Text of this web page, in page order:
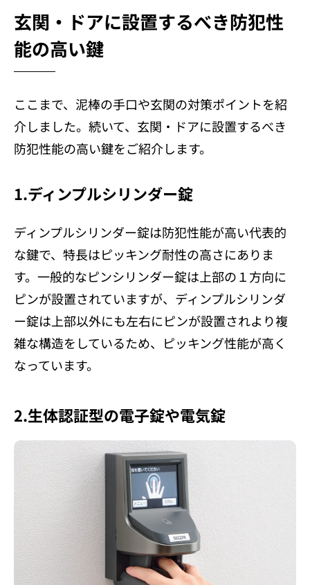
玄関・ドアに設置するべき防犯性
能の高い鍵
ここまで、泥棒の手口や玄関の対策ポイントを紹
介しました。続いて、玄関・ドアに設置するべき
防犯性能の高い鍵をご紹介します。
1.ディンプルシリンダー錠
ディンプルシリンダー錠は防犯性能が高い代表的
な鍵で、特長はピッキング耐性の高さにありま
す。一般的なピンシリンダー錠は上部の１方向に
ピンが設置されていますが、ディンプルシリンダ
ー錠は上部以外にも左右にピンが設置されより複
雑な構造をしているため、ピッキング性能が高く
なっています。
2.生体認証型の電子錠や電気錠